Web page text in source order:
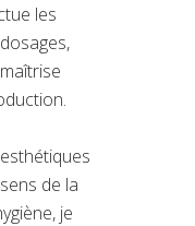
les
de la
je